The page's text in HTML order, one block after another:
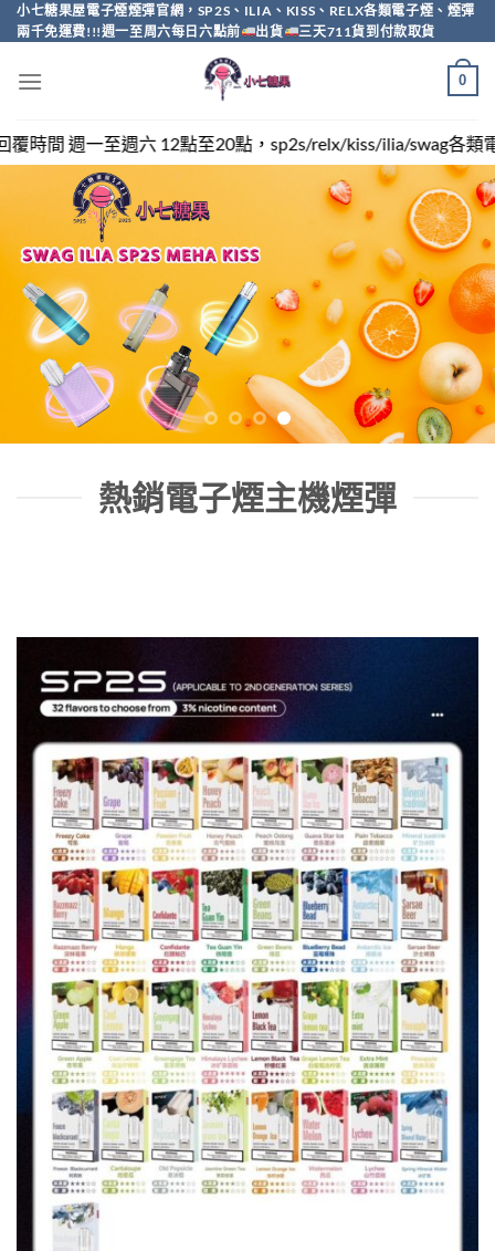
Skip
to
小七糖果屋電子煙煙彈官網，SP2S、ILIA、KISS、RELX各類電子煙、煙彈
兩千免運費!!!週一至周六每日六點前
出貨 三天711貨到付款取貨
0
20點，sp2s/relx/kiss/ilia/swag各類電子煙煙彈買越多越便宜
熱銷電子煙主機煙彈